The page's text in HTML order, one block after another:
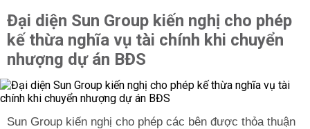
Đại diện Sun Group kiến nghị cho phép
kế thừa nghĩa vụ tài chính khi chuyển
nhượng dự án BĐS
Sun Group kiến nghị cho phép các bên được thỏa thuận